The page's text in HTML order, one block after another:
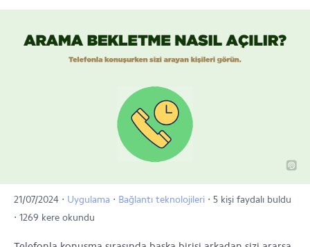
21/07/2024 ⋅ Uygulama ⋅ Bağlantı teknolojileri ⋅ 5 kişi faydalı buldu
⋅ 1269 kere okundu